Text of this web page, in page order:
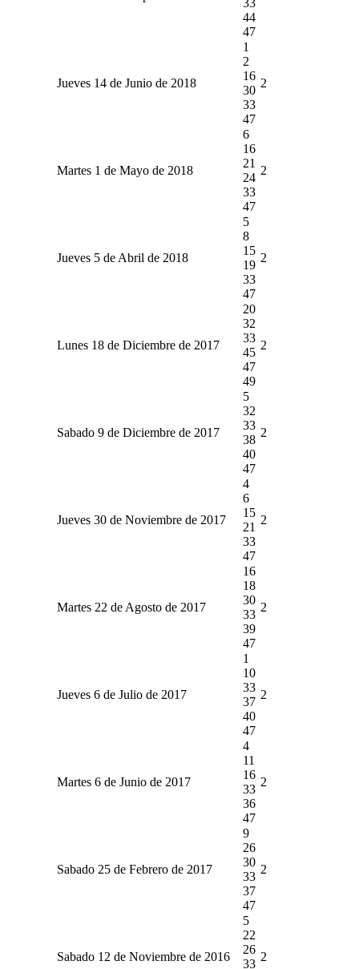
44
47
Jueves 14 de Junio de 2018
1
2
16
30
33
47
2
Martes 1 de Mayo de 2018
6
16
21
24
33
47
2
Jueves 5 de Abril de 2018
5
8
15
19
33
47
2
Lunes 18 de Diciembre de 2017
20
32
33
45
47
49
2
Sabado 9 de Diciembre de 2017
5
32
33
38
40
47
2
Jueves 30 de Noviembre de 2017
4
6
15
21
33
47
2
Martes 22 de Agosto de 2017
16
18
30
33
39
47
2
Jueves 6 de Julio de 2017
1
10
33
37
40
47
2
Martes 6 de Junio de 2017
4
11
16
33
36
47
2
Sabado 25 de Febrero de 2017
9
26
30
33
37
47
2
Sabado 12 de Noviembre de 2016
5
22
26
33
2